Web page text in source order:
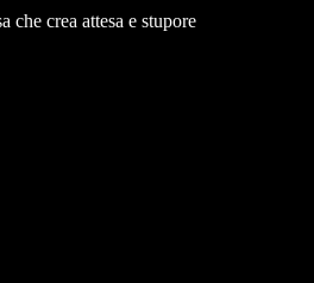
che crea attesa e stupore